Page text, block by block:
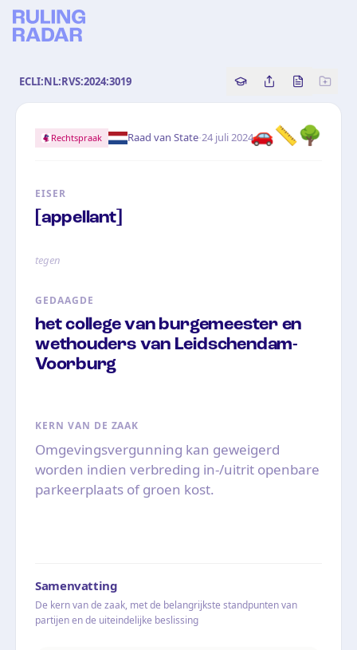
ECLI:NL:RVS:2024:3019 Copy source
Share this
Bekijk
🚗📏🌳
Rechtspraak Raad van State·24 juli 2024
EISER
[appellant]
tegen
GEDAAGDE
het college van burgemeester en
wethouders van Leidschendam-
Voorburg
KERN VAN DE ZAAK
Omgevingsvergunning kan geweigerd
worden indien verbreding in-/uitrit openbare
parkeerplaats of groen kost.
Samenvatting
De kern van de zaak, met de belangrijkste standpunten van
partijen en de uiteindelijke beslissing